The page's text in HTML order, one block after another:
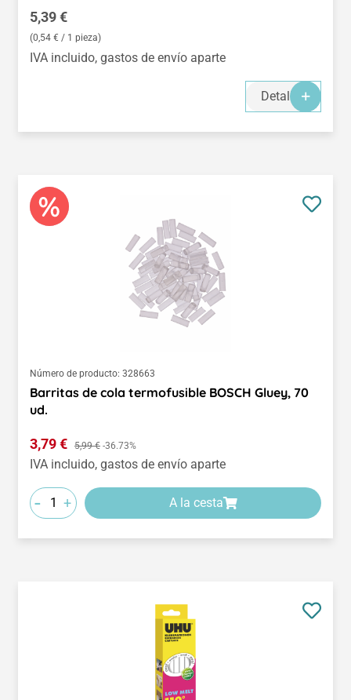
Precio normal:
5,39 €
(0,54 € / 1 pieza)
IVA incluido, gastos de envío aparte
Detalles
Número de producto: 328663
Barritas de cola termofusible BOSCH Gluey, 70
ud.
Precio de venta:
3,79 € Precio normal:
5,99 € -36.73%
IVA incluido, gastos de envío aparte
- + A la cesta